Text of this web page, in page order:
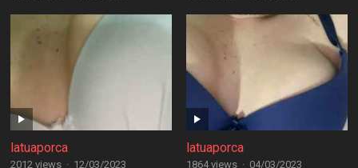
latuaporca
2012 views · 12/03/2023
latuaporca
1864 views · 04/03/2023